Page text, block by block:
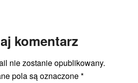
komentarz
nie zostanie opublikowany.
pola są oznaczone*